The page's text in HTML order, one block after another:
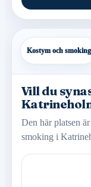
Kostym och smoking
Vill du
Den här platsen
smoking i